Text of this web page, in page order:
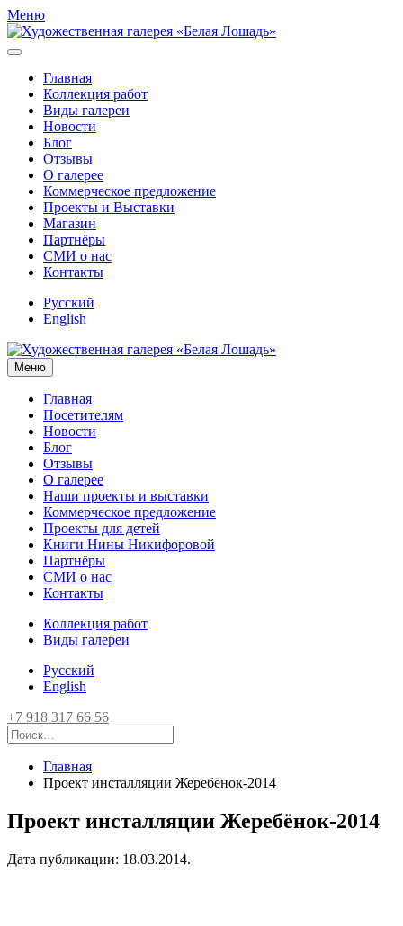
Меню
Главная
Коллекция работ
Виды галереи
Новости
Блог
Отзывы
О галерее
Коммерческое предложение
Проекты и Выставки
Магазин
Партнёры
СМИ о нас
Контакты
Русский
English
Меню
Главная
Посетителям
Новости
Блог
Отзывы
О галерее
Наши проекты и выставки
Коммерческое предложение
Проекты для детей
Книги Нины Никифоровой
Партнёры
СМИ о нас
Контакты
Коллекция работ
Виды галереи
Русский
English
+7 918 317 66 56
Главная
Проект инсталляции Жеребёнок-2014
Проект инсталляции Жеребёнок-2014
Дата публикации: 18.03.2014.